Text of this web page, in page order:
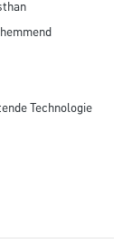
Technologie